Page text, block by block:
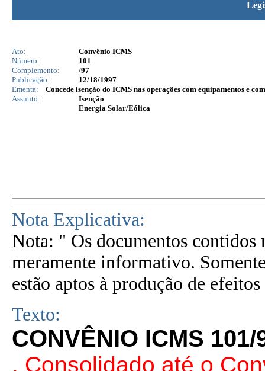
Ato:
Convênio ICMS
Número:
101
Complemento:
/97
Publicação:
12/18/1997
Ementa:
Concede isenção do ICMS nas operações com equipamentos e
Assunto:
Isenção
Energia Solar/Eólica
Nota Explicativa:
Nota: " Os documentos contidos
meramente informativo.
estão aptos à produção de
Texto:
CONVÊNIO ICMS 101/
. Consolidado até o